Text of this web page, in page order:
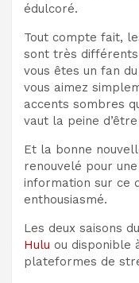
édulcoré.
Tout compte fait,
sont très différents
vous êtes un fan
vous aimez
accents sombres
vaut la peine
Et la bonne
renouvelé pour
information sur ce
enthousiasmé.
Les deux saisons du
Hulu ou disponible
plateformes de